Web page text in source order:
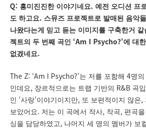
Q: 흥미진진한 이야기네요. 예전 오디션 프
도 하고요. 스뮤즈 프로젝트로 발매된 음악
나왔다는게 믿고 듣는 이미지를 구축한거 같
젝트의 두 번째 곡인 ‘Am I Psycho?’에 대
없겠네요.
The Z: ‘Am I Psycho?’는 저를 포함해 4명
인데요 , 장르적으로는 트랩 기반의 R&B 곡
인 ‘사랑’이야기이지만, 또 보편적이지 않은,
보았어요 . 저는 이 곡에서 작사, 작곡, 편곡
싱을 담당하였고 , 나머지 세 명의 멤버가 보